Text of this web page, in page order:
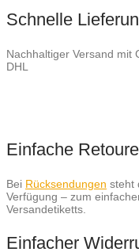
Schnelle
Nachhaltiger Versand mit
DHL
Einfache Retoure
Bei Rücksendungen steht
Verfügung – zum
Versandetiketts.
Einfacher